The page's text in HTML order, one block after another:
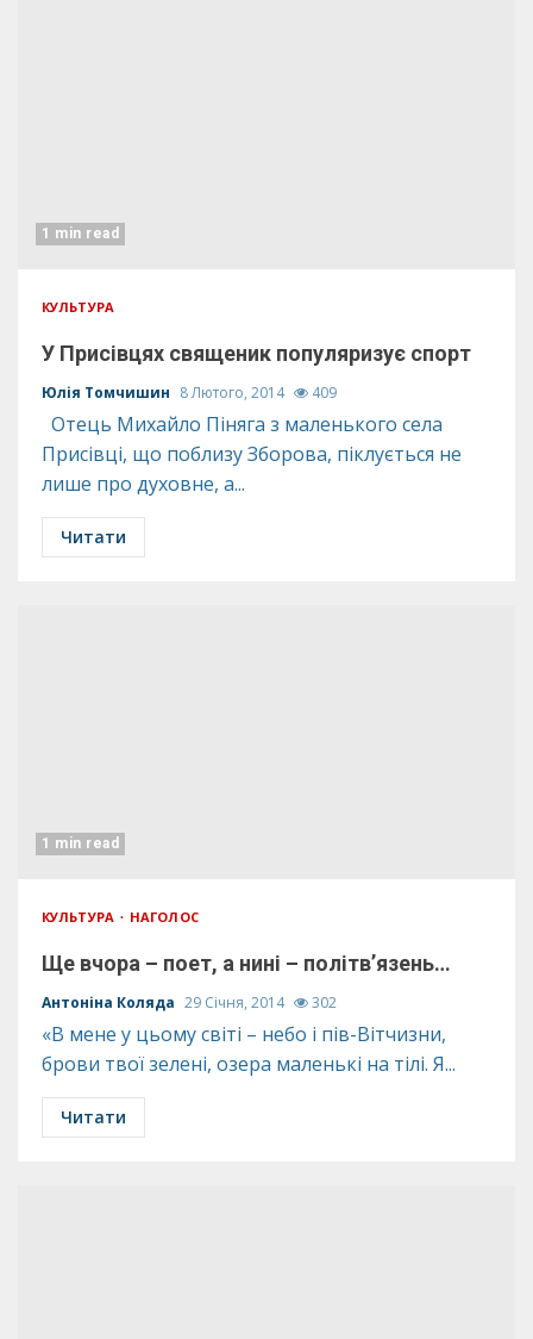
1 min read
КУЛЬТУРА
У Присівцях священик популяризує спорт
Юлія Томчишин 8 Лютого, 2014 409
Отець Михайло Піняга з маленького села
Присівці, що поблизу Зборова, піклується не
лише про духовне, а...
Читати
1 min read
КУЛЬТУРА НАГОЛОС
Ще вчора – поет, а нині – політв’язень…
Антоніна Коляда 29 Січня, 2014 302
«В мене у цьому світі – небо і пів-Вітчизни,
брови твої зелені, озера маленькі на тілі. Я...
Читати